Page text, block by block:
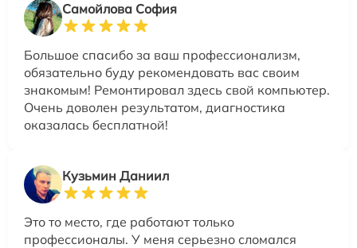
Самойлова София
Большое спасибо за ваш профессионализм,
обязательно буду рекомендовать вас своим
знакомым! Ремонтировал здесь свой компьютер.
Очень доволен результатом, диагностика
оказалась бесплатной!
Кузьмин Даниил
Это то место, где работают только
профессионалы. У меня серьезно сломался